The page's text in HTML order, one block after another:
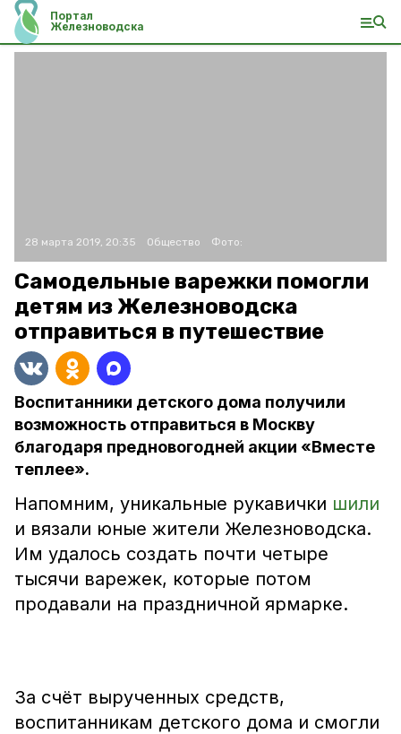
Портал
Железноводска
28 марта 2019, 20:35 Общество Фото:
Самодельные варежки помогли
детям из Железноводска
отправиться в путешествие
Воспитанники детского дома получили
возможность отправиться в Москву
благодаря предновогодней акции «Вместе
теплее».
Напомним, уникальные рукавички шили
и вязали юные жители Железноводска.
Им удалось создать почти четыре
тысячи варежек, которые потом
продавали на праздничной ярмарке.
За счёт вырученных средств,
воспитанникам детского дома и смогли